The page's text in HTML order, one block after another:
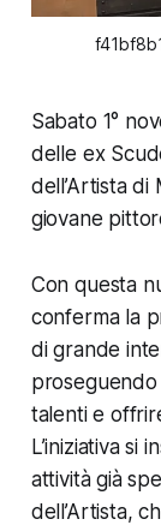
Sabato 1°
delle ex
dell’Artista di
giovane
Con questa
conferma la
di grande
proseguendo
talenti e
L’iniziativa si
attività già
dell’Artista,